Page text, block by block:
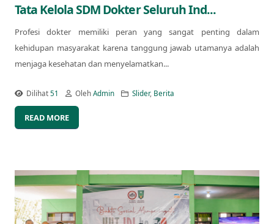
Tata Kelola SDM Dokter Seluruh Ind...
Profesi dokter memiliki peran yang sangat penting dalam
kehidupan masyarakat karena tanggung jawab utamanya adalah
menjaga kesehatan dan menyelamatkan...
Dilihat51 OlehAdmin Slider, Berita
READ MORE